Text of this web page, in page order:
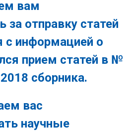
вам
за отправку статей
с информацией о
прием статей в №
сборника.
вас
научные